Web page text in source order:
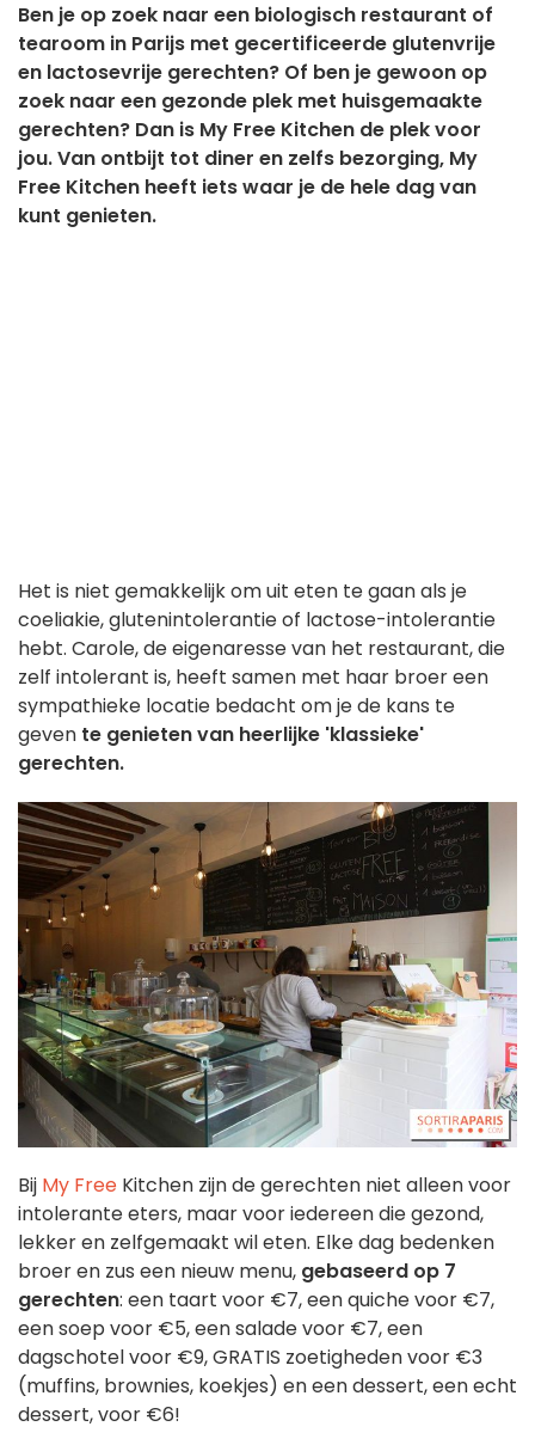
Ben je op zoek naar een biologisch restaurant of
tearoom in Parijs met gecertificeerde glutenvrije
en lactosevrije gerechten? Of ben je gewoon op
zoek naar een gezonde plek met huisgemaakte
gerechten? Dan is My Free Kitchen de plek voor
jou. Van ontbijt tot diner en zelfs bezorging, My
Free Kitchen heeft iets waar je de hele dag van
kunt genieten.
Het is niet gemakkelijk om uit eten te gaan als je
coeliakie, glutenintolerantie of lactose-intolerantie
hebt. Carole, de eigenaresse van het restaurant, die
zelf intolerant is, heeft samen met haar broer een
sympathieke locatie bedacht om je de kans te
geven te genieten van heerlijke 'klassieke'
gerechten.
Bij My Free Kitchen zijn de gerechten niet alleen voor
intolerante eters, maar voor iedereen die gezond,
lekker en zelfgemaakt wil eten. Elke dag bedenken
broer en zus een nieuw menu, gebaseerd op 7
gerechten: een taart voor €7, een quiche voor €7,
een soep voor €5, een salade voor €7, een
dagschotel voor €9, GRATIS zoetigheden voor €3
(muffins, brownies, koekjes) en een dessert, een echt
dessert, voor €6!